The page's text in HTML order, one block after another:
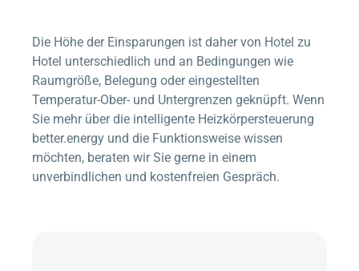
Die Höhe der Einsparungen ist daher von Hotel zu
Hotel unterschiedlich und an Bedingungen wie
Raumgröße, Belegung oder eingestellten
Temperatur-Ober- und Untergrenzen geknüpft. Wenn
Sie mehr über die intelligente Heizkörpersteuerung
better.energy und die Funktionsweise wissen
möchten, beraten wir Sie gerne in einem
unverbindlichen und kostenfreien Gespräch.